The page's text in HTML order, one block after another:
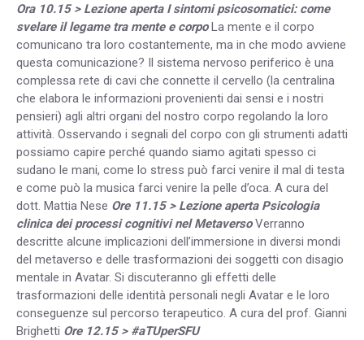
Ora 10.15 > Lezione aperta I sintomi psicosomatici: come
svelare il legame tra mente e corpoLa mente e il corpo
comunicano tra loro costantemente, ma in che modo avviene
questa comunicazione? Il sistema nervoso periferico è una
complessa rete di cavi che connette il cervello (la centralina
che elabora le informazioni provenienti dai sensi e i nostri
pensieri) agli altri organi del nostro corpo regolando la loro
attività. Osservando i segnali del corpo con gli strumenti adatti
possiamo capire perché quando siamo agitati spesso ci
sudano le mani, come lo stress può farci venire il mal di testa
e come può la musica farci venire la pelle d’oca. A cura del
dott. Mattia Nese Ore 11.15 > Lezione aperta Psicologia
clinica dei processi cognitivi nel MetaversoVerranno
descritte alcune implicazioni dell’immersione in diversi mondi
del metaverso e delle trasformazioni dei soggetti con disagio
mentale in Avatar. Si discuteranno gli effetti delle
trasformazioni delle identità personali negli Avatar e le loro
conseguenze sul percorso terapeutico. A cura del prof. Gianni
Brighetti Ore 12.15 > #aTUperSFU